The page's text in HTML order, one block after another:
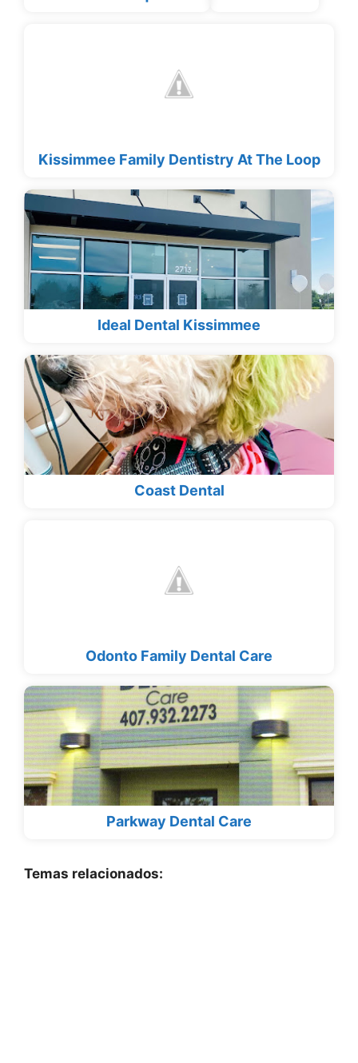
Kissimmee Family Dentistry At The Loop
Ideal Dental Kissimmee
Coast Dental
Odonto Family Dental Care
Parkway Dental Care
Temas relacionados: